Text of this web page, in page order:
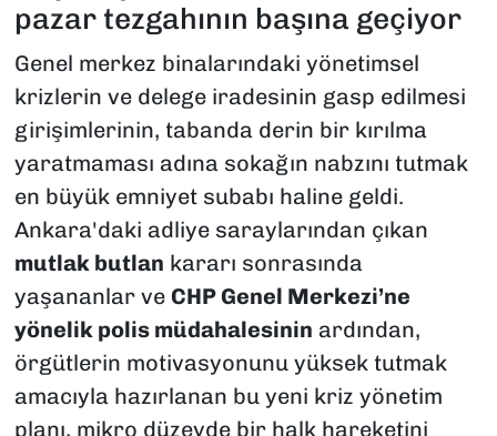
pazar tezgahının başına geçiyor
Genel merkez binalarındaki yönetimsel
krizlerin ve delege iradesinin gasp edilmesi
girişimlerinin, tabanda derin bir kırılma
yaratmaması adına sokağın nabzını tutmak
en büyük emniyet subabı haline geldi.
Ankara'daki adliye saraylarından çıkan
mutlak butlan kararı sonrasında
yaşananlar ve CHP Genel Merkezi’ne
yönelik polis müdahalesinin ardından,
örgütlerin motivasyonunu yüksek tutmak
amacıyla hazırlanan bu yeni kriz yönetim
planı, mikro düzeyde bir halk hareketini